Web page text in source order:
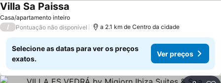
Casa/apartamento inteiro
Villa Sa Paissa
/ Pontuação não disponível a 2.1 km de Centro da cidade
Selecione as datas para ver os preços
exatos.
Ver preços